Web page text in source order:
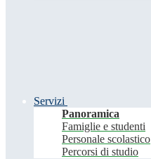
Servizi
Panoramica
Famiglie e studenti
Personale scolastico
Percorsi di studio